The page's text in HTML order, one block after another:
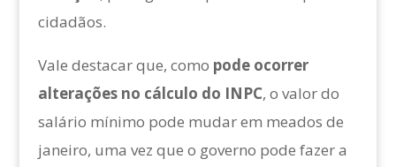
cidadãos.
Vale destacar que, como pode ocorrer
alterações no cálculo do INPC, o valor do
salário mínimo pode mudar em meados de
janeiro, uma vez que o governo pode fazer a